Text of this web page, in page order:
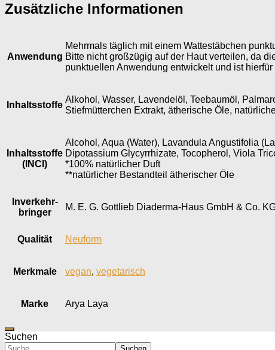
Zusätzliche Informationen
Anwendung
Mehrmals täglich mit einem Wattestäbchen
Bitte nicht großzügig auf der Haut verteilen, da
punktuellen Anwendung entwickelt und ist
Inhaltsstoffe
Alkohol, Wasser, Lavendelöl, Teebaumöl,
Stiefmütterchen Extrakt, ätherische Öle,
Inhaltsstoffe
(INCI)
Alcohol, Aqua (Water), Lavandula Angustifolia
Dipotassium Glycyrrhizate, Tocopherol, Viola
*100% natürlicher Duft
**natürlicher Bestandteil ätherischer Öle
Inverkehr­
bringer
M. E. G. Gottlieb Diaderma-Haus GmbH & Co.
Qualität Neuform
Merkmale vegan, vegetarisch
Marke Arya Laya
Suchen